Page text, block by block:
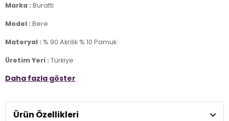
Marka : Buratti
Model : Bere
Materyal : % 90 Akrilik % 10 Pamuk
Üretim Yeri : Türkiye
Daha fazla göster
Ürün Özellikleri